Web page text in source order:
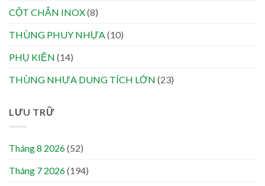
CỘT CHẮN INOX(8)
THÙNG PHUY NHỰA(10)
PHỤ KIỆN (14)
THÙNG NHỰA DUNG TÍCH LỚN (23)
LƯU TRỮ
Tháng 8 2026(52)
Tháng 7 2026(194)